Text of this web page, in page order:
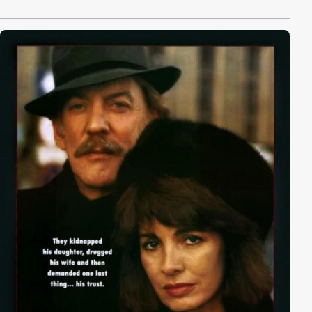
Kämpfen in der 'Paradise Alley', einer zwielichten
Arena für Schaukämpfe, wird er bald zum
gefürchteten Gegner und alles läuft nach Plan, bis
Gangsterboss Stitch einen gefährlichen Ringer
namens 'Frankie the Thumper' gegen 'Salami' auf die
Matte schickt.